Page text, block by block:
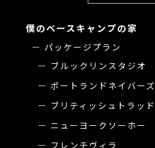
僕のベースキャンプの家
パッケージプラン
ブルックリンスタジオ
ポートランドネイバーズ
ブリティッシュトラッド
ニューヨークソーホー
フレンチヴィラ